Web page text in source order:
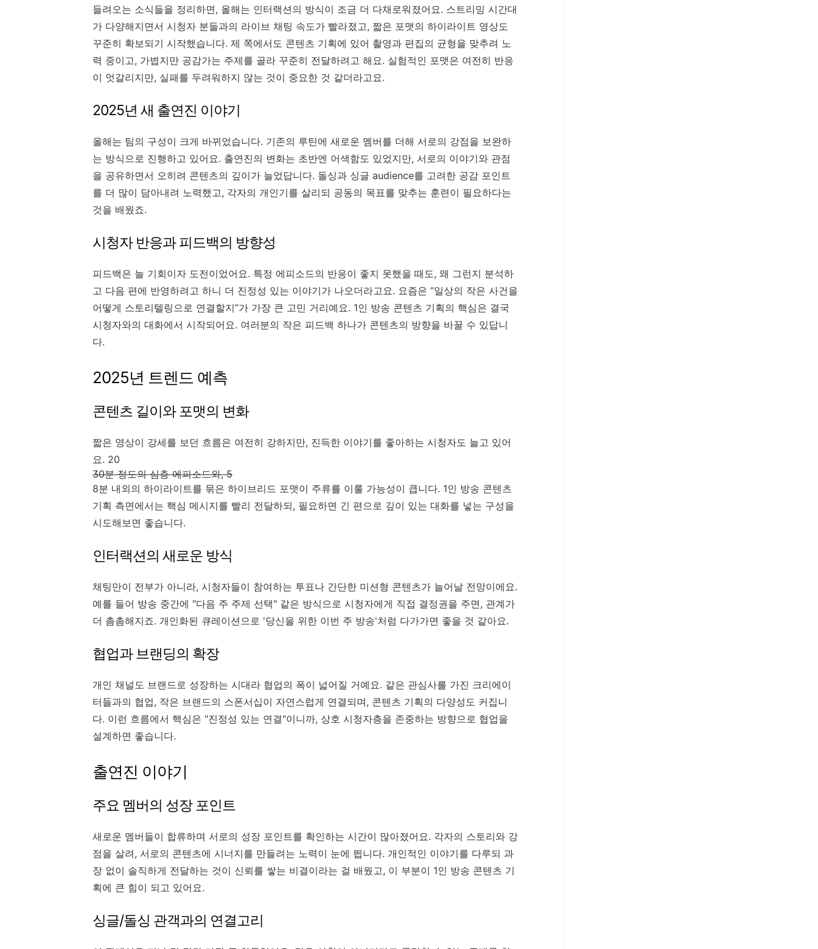
들려오는 소식들을 정리하면, 올해는 인터랙션의 방식이 조금 더 다채로워졌어요. 스트리밍 시간대
가 다양해지면서 시청자 분들과의 라이브 채팅 속도가 빨라졌고, 짧은 포맷의 하이라이트 영상도
꾸준히 확보되기 시작했습니다. 제 쪽에서도 콘텐츠 기획에 있어 촬영과 편집의 균형을 맞추려 노
력 중이고, 가볍지만 공감가는 주제를 골라 꾸준히 전달하려고 해요. 실험적인 포맷은 여전히 반응
이 엇갈리지만, 실패를 두려워하지 않는 것이 중요한 것 같더라고요.
2025년 새 출연진 이야기
올해는 팀의 구성이 크게 바뀌었습니다. 기존의 루틴에 새로운 멤버를 더해 서로의 강점을 보완하
는 방식으로 진행하고 있어요. 출연진의 변화는 초반엔 어색함도 있었지만, 서로의 이야기와 관점
을 공유하면서 오히려 콘텐츠의 깊이가 늘었답니다. 돌싱과 싱글 audience를 고려한 공감 포인트
를 더 많이 담아내려 노력했고, 각자의 개인기를 살리되 공동의 목표를 맞추는 훈련이 필요하다는
것을 배웠죠.
시청자 반응과 피드백의 방향성
피드백은 늘 기회이자 도전이었어요. 특정 에피소드의 반응이 좋지 못했을 때도, 왜 그런지 분석하
고 다음 편에 반영하려고 하니 더 진정성 있는 이야기가 나오더라고요. 요즘은 “일상의 작은 사건을
어떻게 스토리텔링으로 연결할지”가 가장 큰 고민 거리예요. 1인 방송 콘텐츠 기획의 핵심은 결국
시청자와의 대화에서 시작되어요. 여러분의 작은 피드백 하나가 콘텐츠의 방향을 바꿀 수 있답니
다.
2025년 트렌드 예측
콘텐츠 길이와 포맷의 변화
짧은 영상이 강세를 보던 흐름은 여전히 강하지만, 진득한 이야기를 좋아하는 시청자도 늘고 있어
요. 20
30분 정도의 심층 에피소드와, 5
8분 내외의 하이라이트를 묶은 하이브리드 포맷이 주류를 이룰 가능성이 큽니다. 1인 방송 콘텐츠
기획 측면에서는 핵심 메시지를 빨리 전달하되, 필요하면 긴 편으로 깊이 있는 대화를 넣는 구성을
시도해보면 좋습니다.
인터랙션의 새로운 방식
채팅만이 전부가 아니라, 시청자들이 참여하는 투표나 간단한 미션형 콘텐츠가 늘어날 전망이에요.
예를 들어 방송 중간에 "다음 주 주제 선택" 같은 방식으로 시청자에게 직접 결정권을 주면, 관계가
더 촘촘해지죠. 개인화된 큐레이션으로 '당신을 위한 이번 주 방송'처럼 다가가면 좋을 것 같아요.
협업과 브랜딩의 확장
개인 채널도 브랜드로 성장하는 시대라 협업의 폭이 넓어질 거예요. 같은 관심사를 가진 크리에이
터들과의 협업, 작은 브랜드의 스폰서십이 자연스럽게 연결되며, 콘텐츠 기획의 다양성도 커집니
다. 이런 흐름에서 핵심은 "진정성 있는 연결"이니까, 상호 시청자층을 존중하는 방향으로 협업을
설계하면 좋습니다.
출연진 이야기
주요 멤버의 성장 포인트
새로운 멤버들이 합류하며 서로의 성장 포인트를 확인하는 시간이 많아졌어요. 각자의 스토리와 강
점을 살려, 서로의 콘텐츠에 시너지를 만들려는 노력이 눈에 띕니다. 개인적인 이야기를 다루되 과
장 없이 솔직하게 전달하는 것이 신뢰를 쌓는 비결이라는 걸 배웠고, 이 부분이 1인 방송 콘텐츠 기
획에 큰 힘이 되고 있어요.
싱글/돌싱 관객과의 연결고리